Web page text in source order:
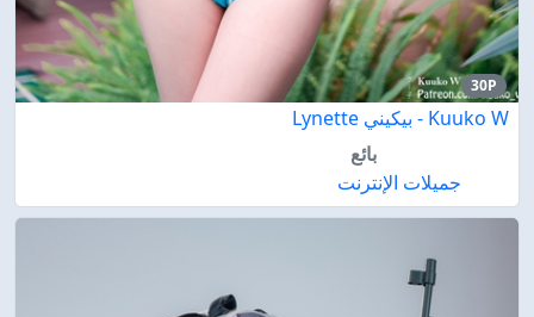
30P
Kuuko W - بيكيني Lynette
بائع
جميلات الإنترنت